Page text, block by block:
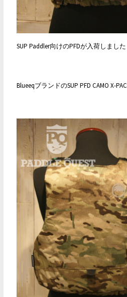
SUP Paddler向けのPFDが入荷しました
BlueeqブランドのSUP PFD CAMO X-PAC